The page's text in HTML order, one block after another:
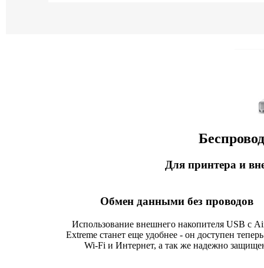
Для принтера и
Обмен данными без проводов
Использование внешнего накопителя USB с
Extreme станет еще удобнее - он доступен теперь
Wi-Fi и Интернет, а так же надежно